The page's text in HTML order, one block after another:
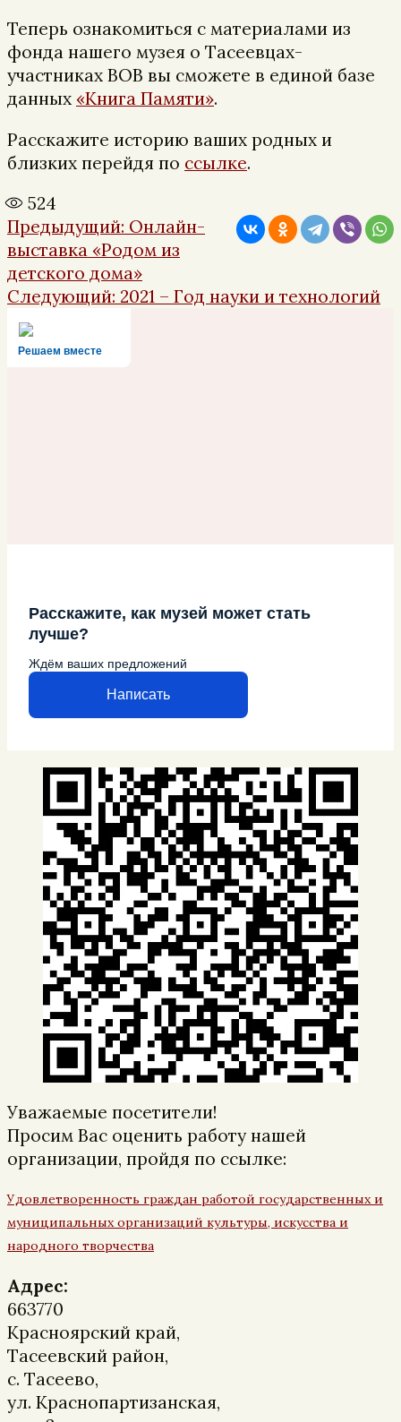
Теперь ознакомиться с материалами из
фонда нашего музея о Тасеевцах-
участниках ВОВ вы сможете в единой базе
данных «Книга Памяти».
Расскажите историю ваших родных и
близких перейдя по ссылке.
524
Навигация
по
записям
Предыдущий: Предыдущая
запись:
Онлайн-
выставка «Родом из
детского дома»
Следующий: Следующая
2021 – Год науки и технологий
Решаем вместе
Расскажите, как музей может стать
лучше?
Ждём ваших предложений
Написать
Уважаемые посетители!
Просим Вас оценить работу нашей
организации, пройдя по ссылке:
Удовлетворенность граждан работой государственных и
муниципальных организаций культуры, искусства и
народного творчества
Адрес:
663770
Красноярский край,
Тасеевский район,
с. Тасеево,
ул. Краснопартизанская,